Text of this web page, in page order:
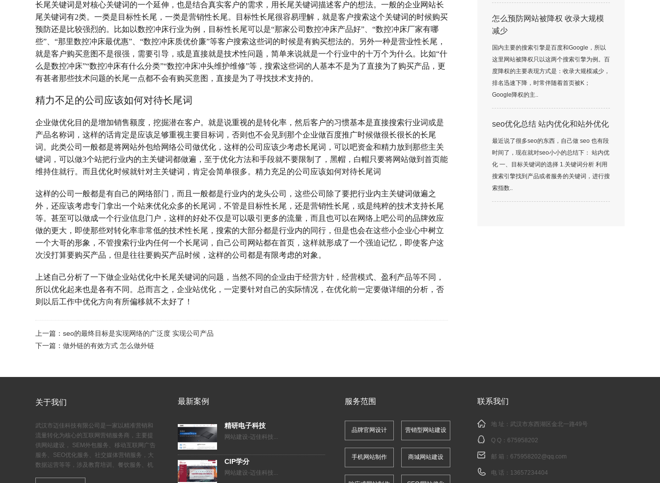
长尾关键词是对核心关键词的一个延伸，也是结合真实客户的需求，用长尾关键词描述客户的想法。一般的企业网站长
尾关键词有2类。一类是目标性长尾，一类是营销性长尾。目标性长尾很容易理解，就是客户搜索这个关键词的时候购买
预防还是比较强烈的。比如以数控冲床行业为例，目标性长尾可以是“那家公司数控冲床产品好”、“数控冲床厂家有哪
些”、“那里数控冲床最优惠”、“数控冲床质优价廉”等客户搜索这些词的时候是有购买想法的。另外一种是营业性长尾，
就是客户购买意图不是很强，需要引导，或是直接就是技术性问题，简单来说就是一个行业中的十万个为什么。比如“什
么是数控冲床”“数控冲床有什么分类”“数控冲床冲头维护维修”等，搜索这些词的人基本不是为了直接为了购买产品，更
有甚者那些技术问题的长尾一点都不会有购买意图，直接是为了寻找技术支持的。
精力不足的公司应该如何对待长尾词
企业做优化目的是增加销售额度，挖掘潜在客户。就是说重视的是转化率，然后客户的习惯基本是直接搜索行业词或是
产品名称词，这样的话肯定是应该足够重视主要目标词，否则也不会见到那个企业做百度推广时候做很长很长的长尾
词。此类公司一般都是将网站外包给网络公司做优化，这样的公司应该少考虑长尾词，可以吧资金和精力放到那些主关
键词，可以做3个站把行业内的主关键词都做遍，至于优化方法和手段就不要限制了，黑帽，白帽只要将网站做到首页能
维持住就行。而且优化时候就针对主关键词，肯定会简单很多。精力充足的公司应该如何对待长尾词
这样的公司一般都是有自己的网络部门，而且一般都是行业内的龙头公司，这些公司除了要把行业内主关键词做遍之
外，还应该考虑专门拿出一个站来优化众多的长尾词，不管是目标性长尾，还是营销性长尾，或是纯粹的技术支持长尾
等。甚至可以做成一个行业信息门户，这样的好处不仅是可以吸引更多的流量，而且也可以在网络上吧公司的品牌效应
做的更大，即使那些对转化率非常低的技术性长尾，搜索的大部分都是行业内的同行，但是也会在这些小企业心中树立
一个大哥的形象，不管搜索行业内任何一个长尾词，自己公司网站都在首页，这样就形成了一个强迫记忆，即使客户这
次没打算要购买产品，但是往往要购买产品时候，这样的公司都是有限考虑的对象。
上述自己分析了一下做企业站优化中长尾关键词的问题，当然不同的企业由于经营方针，经营模式、盈利产品等不同，
所以优化起来也是各有不同。总而言之，企业站优化，一定要针对自己的实际情况，在优化前一定要做详细的分析，否
则以后工作中优化方向有所偏移就不太好了！
上一篇：seo的最终目标是实现网络的广泛度 实现公司产品
下一篇：做外链的有效方式 怎么做外链
怎么预防网站被降权 收录大规模
减少
国内主要的搜索引擎是百度和Google，所以
这里网站被降权只以这两个搜索引擎为例。百
度降权的主要表现方式是：收录大规模减少，
排名迅速下降，时常伴随着首页被K；
Google降权的主..
seo优化总结 站内优化和站外优化
最近说了很多seo的东西，自己做 seo 也有段
时间了，现在就对seo小小的总结下： 站内优
化 一、目标关键词的选择 1.关键词分析 利用
搜索引擎找到产品或者服务的关键词，进行搜
索指数..
关于我们
武汉市迈佳科技有限公司是一家以精准营销和
流量转化为核心的互联网营销服务商，主要提
供网站建设， SEM外包服务、移动互联网广告
服务、SEO优化服务、社交媒体营销服务，大
数据运营等等，涉及教育培训、餐饮服务、机
最新案例
精研电子科技
网站建设-迈佳科技...
CIP学分
网站建设-迈佳科技...
服务范围
品牌官网设计 营销型网站建设
手机网站制作 商城网站建设
联系我们
地 址：武汉市东西湖区金北一路49号
Q Q： 675958202
邮 箱： 675958202@qq.com
电 话：13657234404